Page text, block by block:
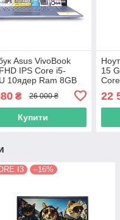
Asus VivoBook
IPS Сore i5-
10ядeр Ram 8GB
₴ 26 000 ₴
Купити
15
22
I3 –16%